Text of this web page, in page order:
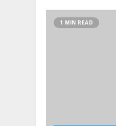
1 MIN READ